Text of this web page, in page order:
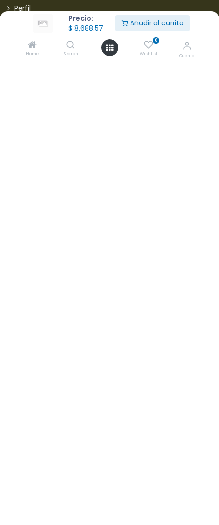
Precio:
$ 8,688.57
Añadir al carrito
Home Search
0
Wishlist Cuenta
Perfil
Pedidos
Información Legal